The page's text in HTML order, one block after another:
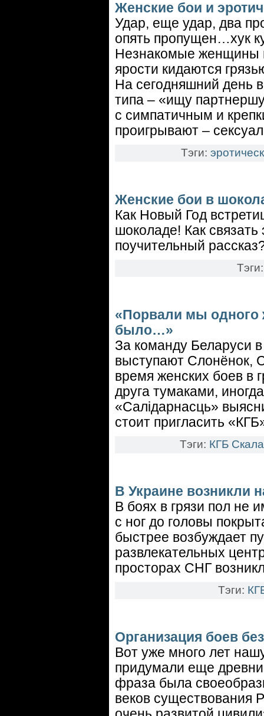
Женские бои и
Удар, еще удар, два
опять пропущен…хук
Незнакомые женщины
ярости кидаются
На сегодняшний день
типа – «ищу
с симпатичным и
проигрывают –
Тэги:
Женские бои в
Как Новый Год
шоколаде! Как
поучительный
«Порвали мы одного
было…»
За команду Беларуси
выступают Слонёнок,
время женских боев в
друга тумаками,
«Салідарнасць»
стоит пригласить
Тэги: КГБ Скала
В Украине возникли
В боях в грязи пол не
с ног до головы
быстрее возбуждает
развлекательных
просторах СНГ
Тэги:
Организация боев
Вот уже много лет
придумали еще
фраза была
веков существования